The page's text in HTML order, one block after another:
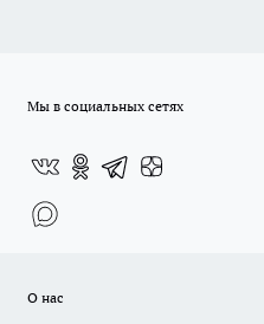
Мы в социальных сетях
О нас